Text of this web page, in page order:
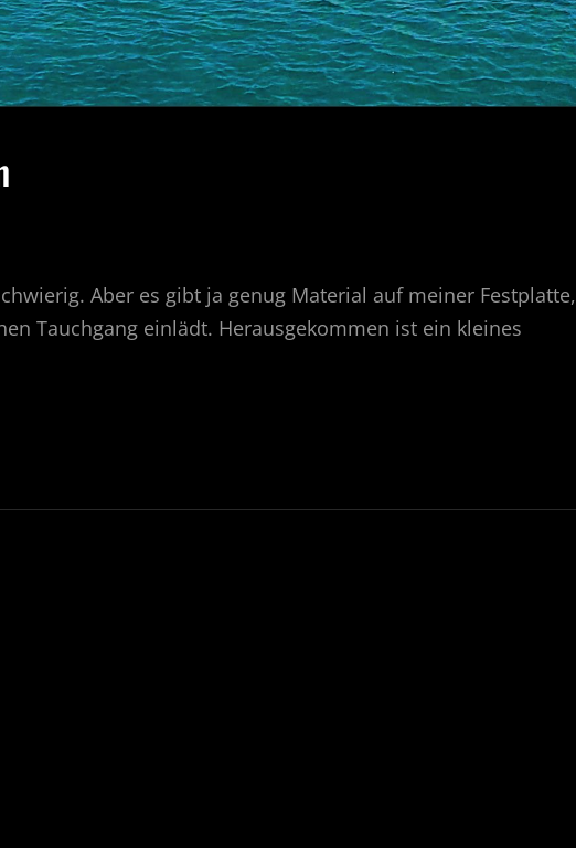
Aber es gibt ja genug Material auf meiner Festplatte,
Tauchgang einlädt. Herausgekommen ist ein kleines